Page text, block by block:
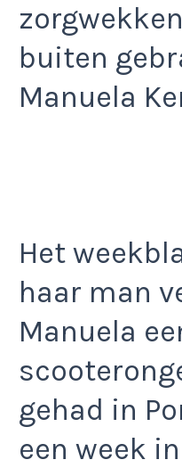
buiten
Manuela
Het
haar man
Manuela
gehad in
een week